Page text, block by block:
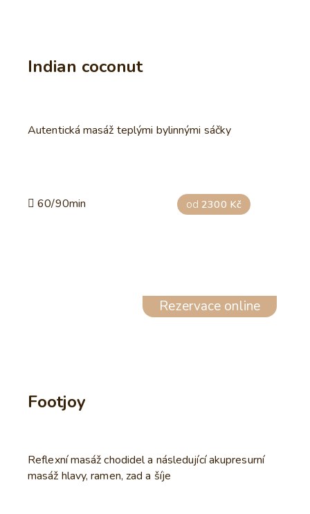
Indian coconut
Autentická masáž teplými bylinnými sáčky
60/90min od 2300 Kč
Rezervace online
Footjoy
Reflexní masáž chodidel a následující akupresurní
masáž hlavy, ramen, zad a šíje